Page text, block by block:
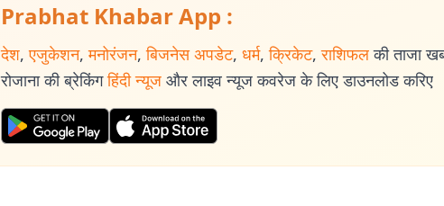
Prabhat Khabar App :
देश, एजुकेशन, मनोरंजन, बिजनेस अपडेट, धर्म, क्रिकेट, राशिफल की ताजा
रोजाना की ब्रेकिंग हिंदी न्यूज और लाइव न्यूज कवरेज के लिए डाउनलोड करिए